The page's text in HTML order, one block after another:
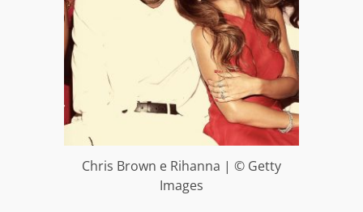
Chris Brown e Rihanna | © Getty
Images